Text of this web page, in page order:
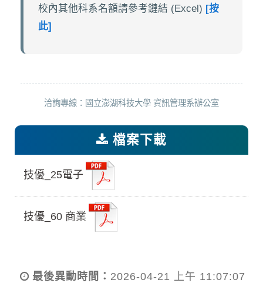
校內其他科系名額請參考鏈結 (Excel) [按
此]
洽詢專線：國立澎湖科技大學 資訊管理系辦公室
檔案下載
技優_25電子
技優_60 商業
最後異動時間： 2026-04-21 上午 11:07:07